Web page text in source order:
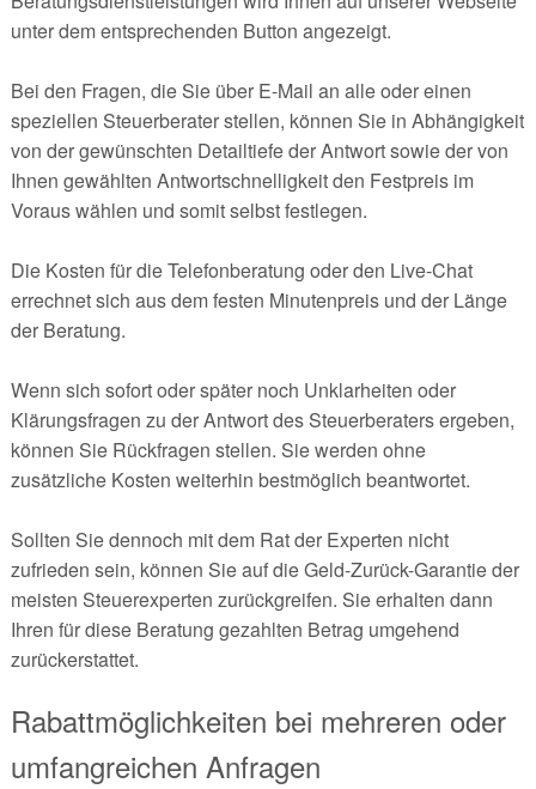
unter dem entsprechenden Button angezeigt.
Bei den Fragen, die Sie über E-Mail an alle oder einen
speziellen Steuerberater stellen, können Sie in Abhängigkeit
von der gewünschten Detailtiefe der Antwort sowie der von
Ihnen gewählten Antwortschnelligkeit den Festpreis im
Voraus wählen und somit selbst festlegen.
Die Kosten für die Telefonberatung oder den Live-Chat
errechnet sich aus dem festen Minutenpreis und der Länge
der Beratung.
Wenn sich sofort oder später noch Unklarheiten oder
Klärungsfragen zu der Antwort des Steuerberaters ergeben,
können Sie Rückfragen stellen. Sie werden ohne
zusätzliche Kosten weiterhin bestmöglich beantwortet.
Sollten Sie dennoch mit dem Rat der Experten nicht
zufrieden sein, können Sie auf die Geld-Zurück-Garantie der
meisten Steuerexperten zurückgreifen. Sie erhalten dann
Ihren für diese Beratung gezahlten Betrag umgehend
zurückerstattet.
Rabattmöglichkeiten bei mehreren oder
umfangreichen Anfragen